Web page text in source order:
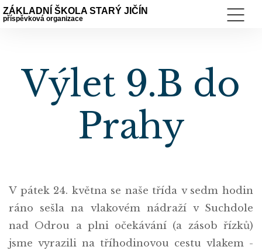
ZÁKLADNÍ ŠKOLA STARÝ JIČÍN
příspěvková organizace
Výlet 9.B do
Prahy
V pátek 24. května se naše třída v sedm hodin
ráno sešla na vlakovém nádraží v Suchdole
nad Odrou a plni očekávání (a zásob řízků)
jsme vyrazili na tříhodinovou cestu vlakem -